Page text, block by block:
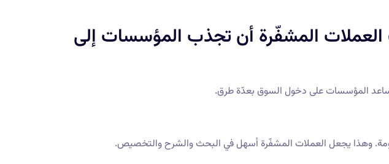
المشفّرة أن تجذب المؤسسات إلى
المؤسسات على دخول السوق بعدّة طرق.
وهذا يجعل العملات المشفّرة أسهل في البحث والشرح والتخصيص.